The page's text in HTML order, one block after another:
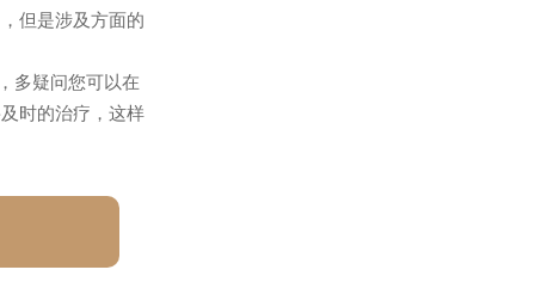
但是涉及方面的
多疑问您可以在
时的治疗，这样